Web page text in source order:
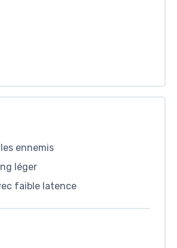
ennemis
léger
faible latence